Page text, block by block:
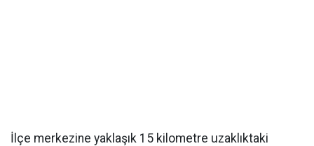
İlçe merkezine yaklaşık 15 kilometre uzaklıktaki